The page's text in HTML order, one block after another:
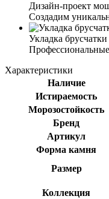
Дизайн-проект
Создадим
Укладка брусчатки
Характеристики
Наличие
Истираемость
Морозостойкость
Бренд
Артикул
Форма камня
Размер
Коллекция